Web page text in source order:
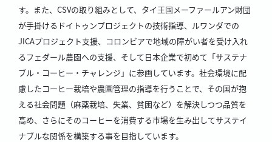
す。また、CSVの取り組みとして、タイ王国メーファールアン財団
が手掛けるドイトゥンプロジェクトの技術指導、ルワンダでの
JICAプロジェクト支援、コロンビアで地域の障がい者を受け入れ
るフェダール農園への支援、そして日本企業で初めて「サステナ
ブル・コーヒー・チャレンジ」に参画しています。社会環境に配
慮したコーヒー栽培や農園管理の指導を行うことで、その国が抱
える社会問題（麻薬栽培、失業、貧困など）を解決しつつ品質を
高め、さらにそのコーヒーを消費する市場を生み出してサステイ
ナブルな関係を構築する事を目指しています。